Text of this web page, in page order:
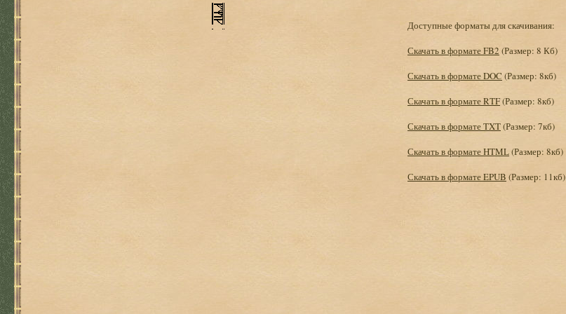
Доступные форматы для скачивания:
Скачать в формате FB2 (Размер: 8 Кб)
Скачать в формате DOC (Размер: 8кб)
Скачать в формате RTF(Размер: 8кб)
Скачать в формате TXT(Размер: 7кб)
Скачать в формате HTML(Размер: 8кб)
Скачать в формате EPUB (Размер: 11кб)